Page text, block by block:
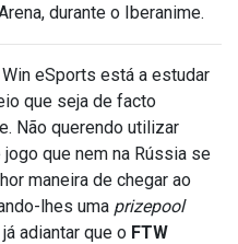
durante o Iberanime.
eSports está a estudar
que seja de facto
Não querendo utilizar
que nem na Rússia se
maneira de chegar ao
lhes uma prizepool
adiantar que o FTW